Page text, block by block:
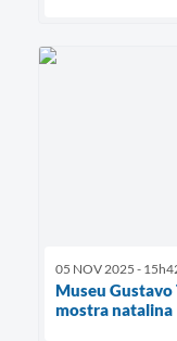
05 NOV 2025 -
Museu
mostra natalina